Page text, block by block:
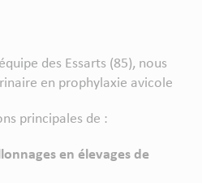
des Essarts (85), nous
en prophylaxie avicole
principales de :
en élevages de